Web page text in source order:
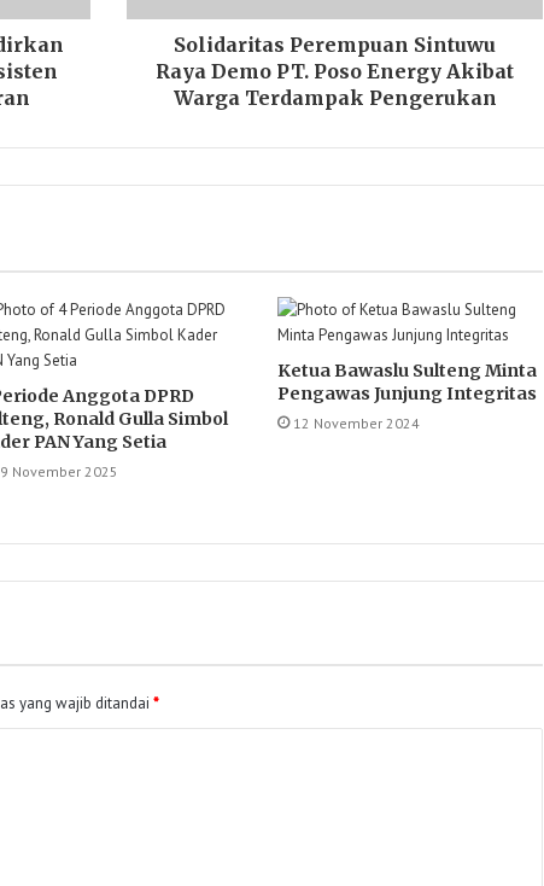
Solidaritas Perempuan Sintuwu
Raya Demo PT. Poso Energy Akibat
Warga Terdampak Pengerukan
Anggota DPRD
Ronald Gulla Simbol
PAN Yang Setia
November 2025
Ketua Bawaslu Sulteng Minta
Pengawas Junjung Integritas
12 November 2024
yang wajib ditandai *